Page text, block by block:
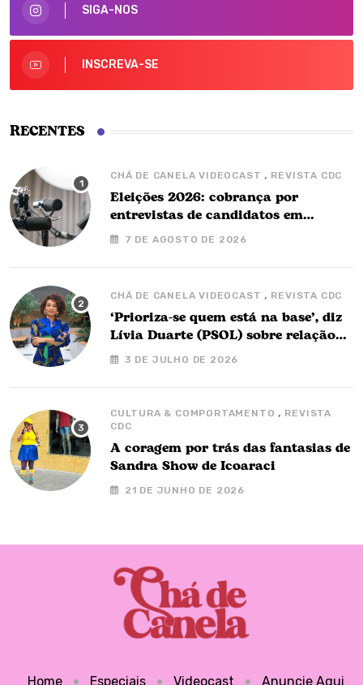
SIGA-NOS
INSCREVA-SE
RECENTES
CHÁ DE CANELA VIDEOCAST , REVISTA CDC
Eleições 2026: cobrança por
entrevistas de candidatos em
podcasts é proibida, alertam
7 DE AGOSTO DE 2026
CHÁ DE CANELA VIDEOCAST , REVISTA CDC
‘Prioriza-se quem está na base’, diz
Lívia Duarte (PSOL) sobre relação
com o governo Barbalho
3 DE JULHO DE 2026
CULTURA & COMPORTAMENTO , REVISTA
CDC
A coragem por trás das fantasias de
Sandra Show de Icoaraci
21 DE JUNHO DE 2026
Home Especiais Videocast Anuncie Aqui